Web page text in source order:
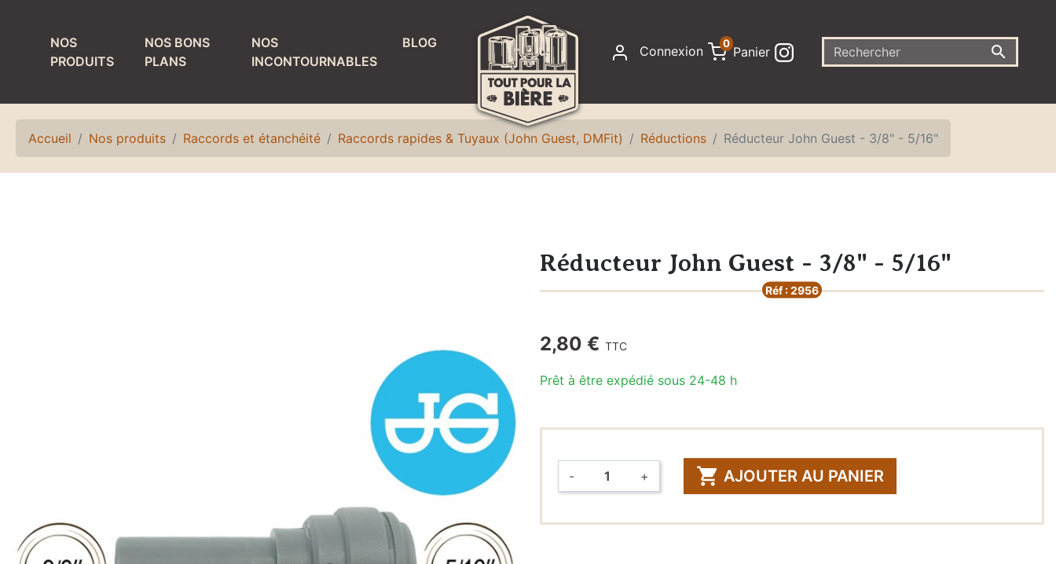

Connexion 0
Panier
NOS
PRODUITS
Colonnes
Détendeurs et
NETTOYAGE
Bacs de lavage et
ÉTANCHÉITÉ
Accessoires
et écrous
Raccords
rapides &
Tuyaux (John
Guest,
DMFit)
Tuyaux
Vannes
NOS BONS
PLANS
NOS
INCONTOURNABLES
BLOG
Accueil Nos produits Raccords et étanchéité Raccords rapides & Tuyaux (John Guest, DMFit) Réductions Réducteur John Guest - 3/8" - 5/16"
Réducteur John Guest - 3/8" - 5/16"
Réf : 2956
2,80 € TTC
Prêt à être expédié sous 24-48 h
Quantité
- +  AJOUTER AU PANIER